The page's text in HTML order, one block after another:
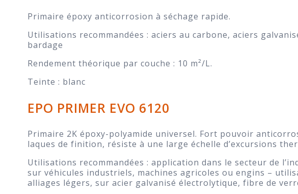
Primaire époxy anticorrosion à séchage rapide.
Utilisations recommandées : aciers au carbone, aciers
bardage
Rendement théorique par couche : 10 m²/L.
Teinte : blanc
EPO PRIMER EVO 6120
Primaire 2K époxy-polyamide universel. Fort pouvoir
laques de finition, résiste à une large échelle d’excursions
Utilisations recommandées : application dans le secteur de
sur véhicules industriels, machines agricoles ou engins –
alliages légers, sur acier galvanisé électrolytique, fibre de